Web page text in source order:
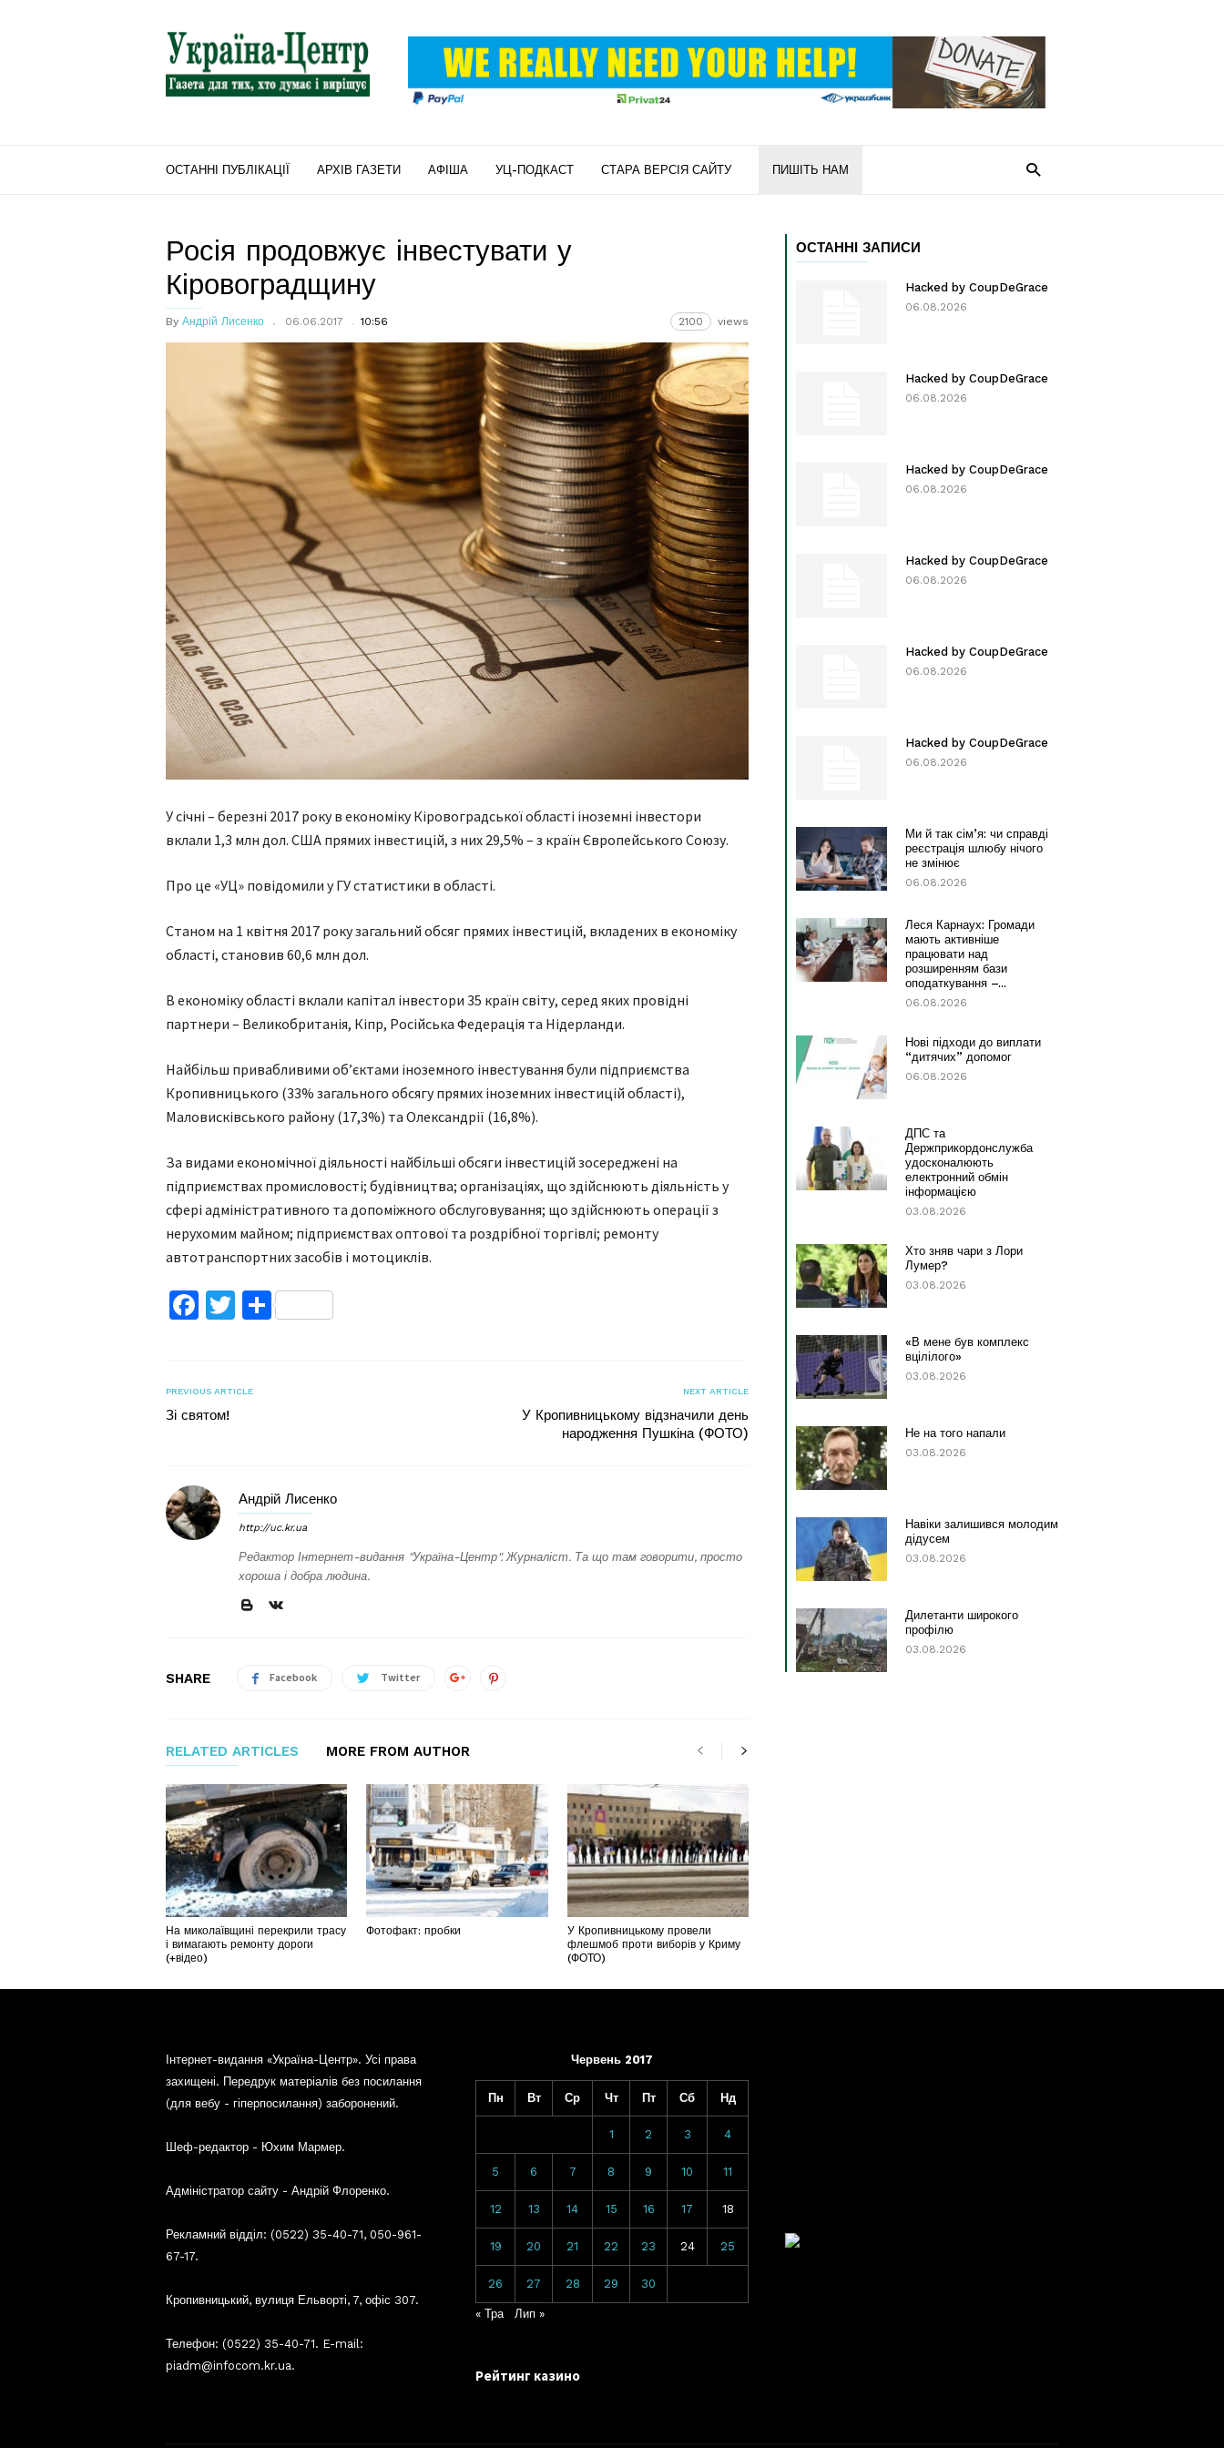
"Україна-
Центр"
ОСТАННІ ПУБЛІКАЦІЇ АРХІВ ГАЗЕТИ АФІША УЦ-ПОДКАСТ СТАРА ВЕРСІЯ САЙТУ ПИШІТЬ НАМ
Росія продовжує інвестувати у
Кіровоградщину
By Андрій Лисенко 06.06.2017 10:56 2100 views
У січні – березні 2017 року в економіку Кіровоградської області іноземні інвестори
вклали 1,3 млн дол. США прямих інвестицій, з них 29,5% – з країн Європейського Союзу.
Про це «УЦ» повідомили у ГУ статистики в області.
Станом на 1 квітня 2017 року загальний обсяг прямих інвестицій, вкладених в економіку
області, становив 60,6 млн дол.
В економіку області вклали капітал інвестори 35 країн світу, серед яких провідні
партнери – Великобританія, Кіпр, Російська Федерація та Нідерланди.
Найбільш привабливими об’єктами іноземного інвестування були підприємства
Кропивницького (33% загального обсягу прямих іноземних інвестицій області),
Маловисківського району (17,3%) та Олександрії (16,8%).
За видами економічної діяльності найбільші обсяги інвестицій зосереджені на
підприємствах промисловості; будівництва; організаціях, що здійснюють діяльність у
сфері адміністративного та допоміжного обслуговування; що здійснюють операції з
нерухомим майном; підприємствах оптової та роздрібної торгівлі; ремонту
автотранспортних засобів і мотоциклів.
Facebook
TwitterПоділитися
PREVIOUS ARTICLE
Зі святом!
NEXT ARTICLE
У Кропивницькому відзначили день
народження Пушкіна (ФОТО)
Андрій Лисенко
http://uc.kr.ua
Редактор Інтернет-видання "Україна-Центр". Журналіст. Та що там говорити, просто
хороша і добра людина.
SHARE Facebook Twitter
RELATED ARTICLES MORE FROM AUTHOR
На миколаївщині перекрили трасу
і вимагають ремонту дороги
(+відео)
Фотофакт: пробки
У Кропивницькому провели
флешмоб проти виборів у Криму
(ФОТО)
ОСТАННІ ЗАПИСИ
Hacked by CoupDeGrace
06.08.2026
Hacked by CoupDeGrace
06.08.2026
Hacked by CoupDeGrace
06.08.2026
Hacked by CoupDeGrace
06.08.2026
Hacked by CoupDeGrace
06.08.2026
Hacked by CoupDeGrace
06.08.2026
Ми й так сім’я: чи справді
реєстрація шлюбу нічого
не змінює
06.08.2026
Леся Карнаух: Громади
мають активніше
працювати над
розширенням бази
оподаткування –...
06.08.2026
Нові підходи до виплати
“дитячих” допомог
06.08.2026
ДПС та
Держприкордонслужба
удосконалюють
електронний обмін
інформацією
03.08.2026
Хто зняв чари з Лори
Лумер?
03.08.2026
«В мене був комплекс
вцілілого»
03.08.2026
Не на того напали
03.08.2026
Навіки залишився молодим
дідусем
03.08.2026
Дилетанти широкого
профілю
03.08.2026
Інтернет-видання «Україна-Центр». Усі права
захищені. Передрук матеріалів без посилання
(для вебу - гіперпосилання) заборонений.
Шеф-редактор - Юхим Мармер.
Адміністратор сайту - Андрій Флоренко.
Рекламний відділ: (0522) 35-40-71, 050-961-
67-17.
Кропивницький, вулиця Ельворті, 7, офіс 307.
Телефон: (0522) 35-40-71. E-mail:
piadm@infocom.kr.ua.
Червень 2017
Пн Вт Ср Чт Пт Сб Нд
1 2 3 4
5 6 7 8 9 10 11
12 13 14 15 16 17 18
19 20 21 22 23 24 25
26 27 28 29 30
« Тра Лип »
Рейтинг казино